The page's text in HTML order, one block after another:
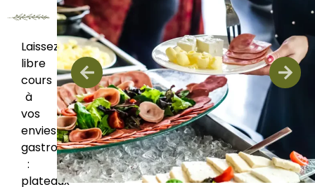
Laissez
libre
cours
à
vos
envies
gastronomiques
:
plateaux